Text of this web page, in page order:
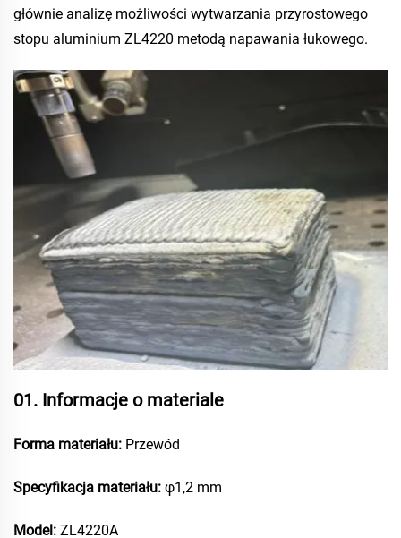
głównie analizę możliwości wytwarzania przyrostowego
stopu aluminium ZL4220 metodą napawania łukowego.
01. Informacje o materiale
Forma materiału: Przewód
Specyfikacja materiału: φ1,2 mm
Model: ZL4220A